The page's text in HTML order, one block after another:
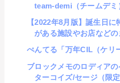
team-demi（チームデミ
【2022年8月版】誕生日
がある施設やお店などの
ぺんてる「万年CIL（ケリ
ブロックメモのロディア
ターコイズ/セージ（限定